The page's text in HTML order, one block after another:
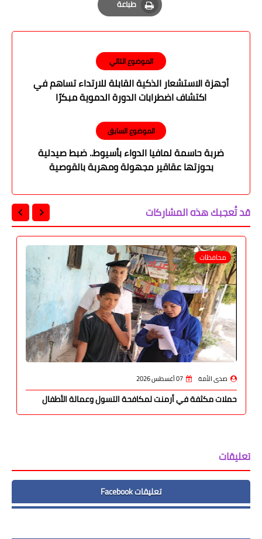
طباعة
Print
الموضوع التالي
أجهزة الاستشعار الذكية القابلة للارتداء تساهم في
اكتشاف اضطرابات الدورة الدموية مبكرًا
الموضوع السابق
ضربة حاسمة لمافيا الدواء بأسيوط.. ضبط صيدلية
بحوزتها عقاقير مجهولة ومهربة بالقوصية
قد تُعجبك هذه المشاركات
محافظات
صدى الأمة 07 أغسطس 2026
حملات مكثفة في أرمنت لمكافحة التسول وعمالة الأطفال
تعليقات
تعليقات Facebook